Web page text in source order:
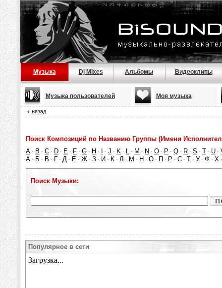
Музыка Dj Mixes Альбомы Видеоклипы
Музыка пользователей Моя музыка
назад
Поиск Композиций по Названию Группы (Имени
A · B · C · D · E · F · G · H · · J · K · L · M · N · O · P · Q · R · S · T · U ·
А · Б · В · Г · Д · Е · Ж · З · И · К · Л · М · Н · О · П · Р · С · Т · У · Ф · Х
Поиск Музыки:
Популярное в сети